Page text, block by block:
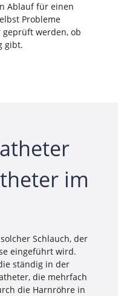
Ablauf für einen
Probleme
werden, ob
gibt.
im
Schlauch, der
eingeführt wird.
ständig in der
die mehrfach
die Harnröhre in